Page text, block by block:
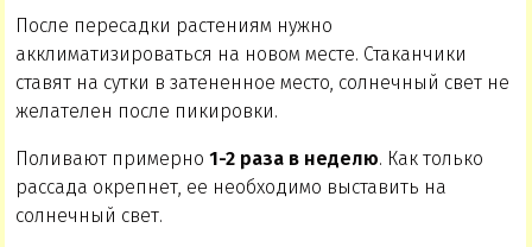
После пересадки растениям нужно
акклиматизироваться на новом месте. Стаканчики
ставят на сутки в затененное место, солнечный свет не
желателен после пикировки.
Поливают примерно1-2 раза в неделю. Как только
рассада окрепнет, ее необходимо выставить на
солнечный свет.